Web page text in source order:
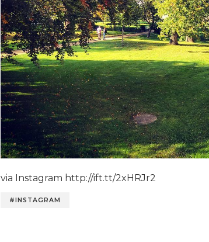
via Instagram http://ift.tt/2xHRJr2
#INSTAGRAM